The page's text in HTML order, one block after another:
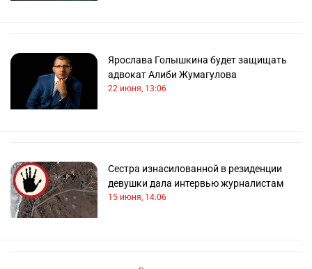
Ярослава Голышкина будет защищать
адвокат Алиби Жумагулова
22 июня, 13:06
Сестра изнасилованной в резиденции
девушки дала интервью журналистам
15 июня, 14:06